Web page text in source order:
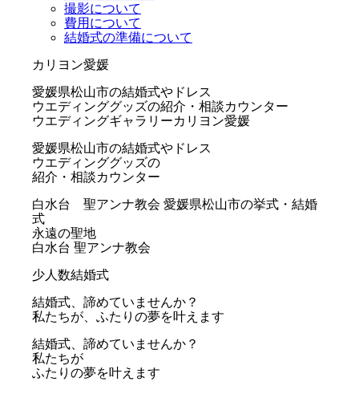
撮影について
費用について
結婚式の準備について
カリヨン愛媛
愛媛県松山市の結婚式やドレス
ウエディンググッズの紹介・相談カウンター
ウエディングギャラリーカリヨン愛媛
愛媛県松山市の結婚式やドレス
ウエディンググッズの
紹介・相談カウンター
白水台 聖アンナ教会 愛媛県松山市の挙式・結婚
式
永遠の聖地
白水台 聖アンナ教会
少人数結婚式
結婚式、諦めていませんか？
私たちが、ふたりの夢を叶えます
結婚式、諦めていませんか？
私たちが
ふたりの夢を叶えます